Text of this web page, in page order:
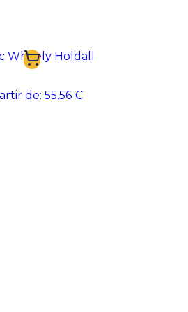
Wheely Holdall
de: 55,56 €